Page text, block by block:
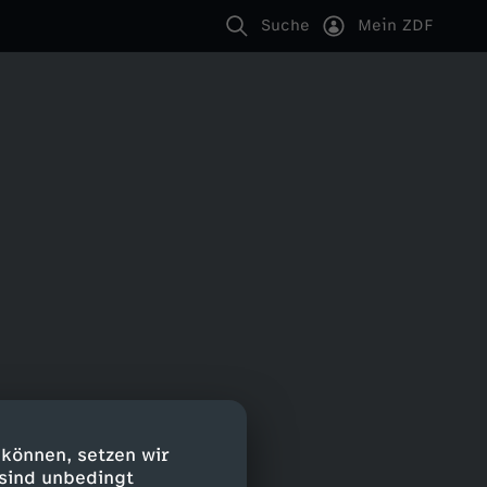
setzen wir
unbedingt
Suche Mein ZDF